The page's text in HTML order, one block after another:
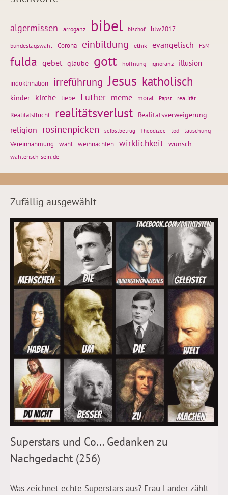
algermissen arroganz bibel bischof btw2017
bundestagswahl Corona einbildung ethik evangelisch FSM
fulda gebet glaube gott hoffnung ignoranz illusion
indoktrination irreführung Jesus katholisch
kinder kirche liebe Luther meme moral Papst realität
Realitätsflucht realitätsverlust Realitätsverweigerung
religion rosinenpicken selbstbetrug Theodizee tod täuschung
Vereinnahmung wahl weihnachten wirklichkeit wunsch
wählerisch-sein.de
Zufällig ausgewählt
Superstars und Co… Gedanken zu
Nachgedacht (256)
Was zeichnet echte Superstars aus? Frau Lander zählt